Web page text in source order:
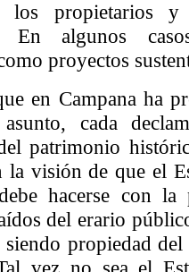
los propietarios
En algunos
proyectos
en Campana ha
cada
patrimonio
la visión de que el
hacerse con la
del erario
siendo propiedad